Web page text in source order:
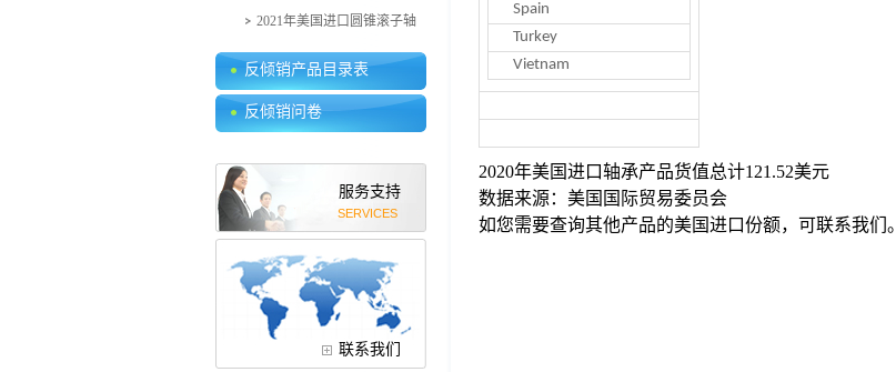
承份额
2021年美国进口圆锥滚子轴
承份额
反倾销产品目录表
反倾销问卷
服务支持
SERVICES
联系我们
Spain
Turkey
Vietnam
2020年美国进口轴承产品货值总计121.52美元
数据来源：美国国际贸易委员会
如您需要查询其他产品的美国进口份额，可联系我们。